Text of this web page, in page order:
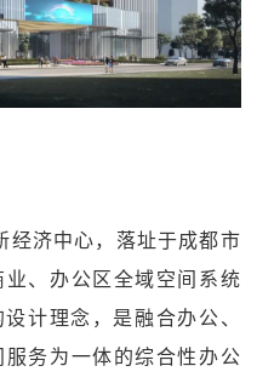
经济中心，落址于成都市
、办公区全域空间系统
计理念，是融合办公、
务为一体的综合性办公